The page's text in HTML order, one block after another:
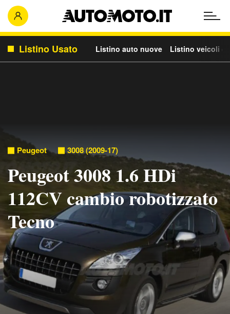
Listino Usato Listino auto nuove Listino veicoli
Peugeot 3008 (2009-17)
Peugeot 3008 1.6 HDi
112CV cambio robotizzato
Tecno